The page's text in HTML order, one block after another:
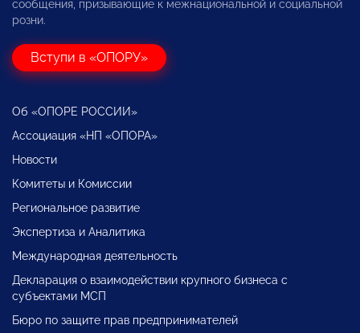
сообщения, призывающие к межнациональной и социальной
розни.
Вступи в «ОПОРУ»
Об «ОПОРЕ РОССИИ»
Ассоциация «НП «ОПОРА»
Новости
Комитеты и Комиссии
Региональное развитие
Экспертиза и Аналитика
Международная деятельность
Декларация о взаимодействии крупного бизнеса с
субъектами МСП
Бюро по защите прав предпринимателей